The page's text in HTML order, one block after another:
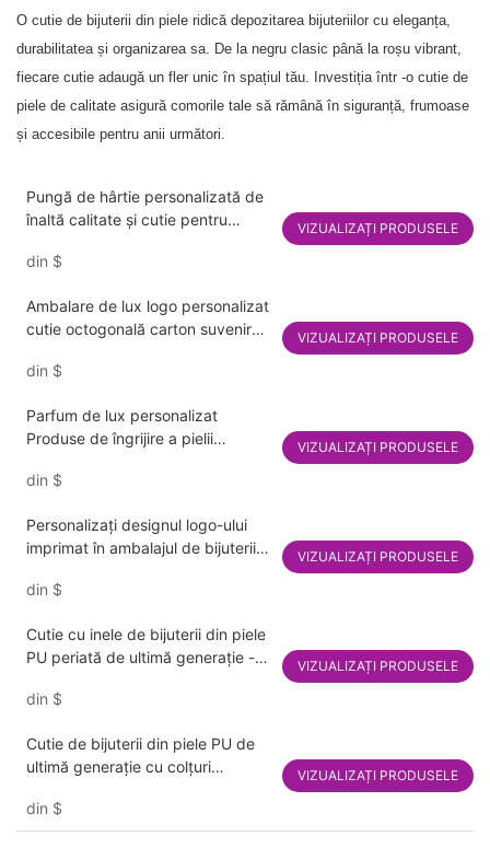
O cutie de bijuterii din piele ridică depozitarea bijuteriilor cu eleganța,
durabilitatea și organizarea sa. De la negru clasic până la roșu vibrant,
fiecare cutie adaugă un fler unic în spațiul tău. Investiția într -o cutie de
piele de calitate asigură comorile tale să rămână în siguranță, frumoase
și accesibile pentru anii următori.
Pungă de hârtie personalizată de
înaltă calitate și cutie pentru
cadouri de lux cu panglică
din $
VIZUALIZAȚI PRODUSELE
Ambalare de lux logo personalizat
cutie octogonală carton suvenir
hârtie cutie de afișare ambalaj
din $
VIZUALIZAȚI PRODUSELE
Parfum de lux personalizat
Produse de îngrijire a pielii
Vanzare Cremă facială avansată
din $
VIZUALIZAȚI PRODUSELE
Personalizați designul logo-ului
imprimat în ambalajul de bijuterii
mai bine vândute personalități
din $
VIZUALIZAȚI PRODUSELE
Cutie cu inele de bijuterii din piele
PU periată de ultimă generație -
pandantiv și colier
din $
VIZUALIZAȚI PRODUSELE
Cutie de bijuterii din piele PU de
ultimă generație cu colțuri
margine - Carcasă pentru inel,
brățară și colier pentru ambalarea
din $
VIZUALIZAȚI PRODUSELE